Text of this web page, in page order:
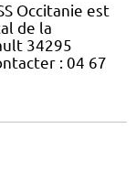
Occitanie est
de la
34295
: 04 67